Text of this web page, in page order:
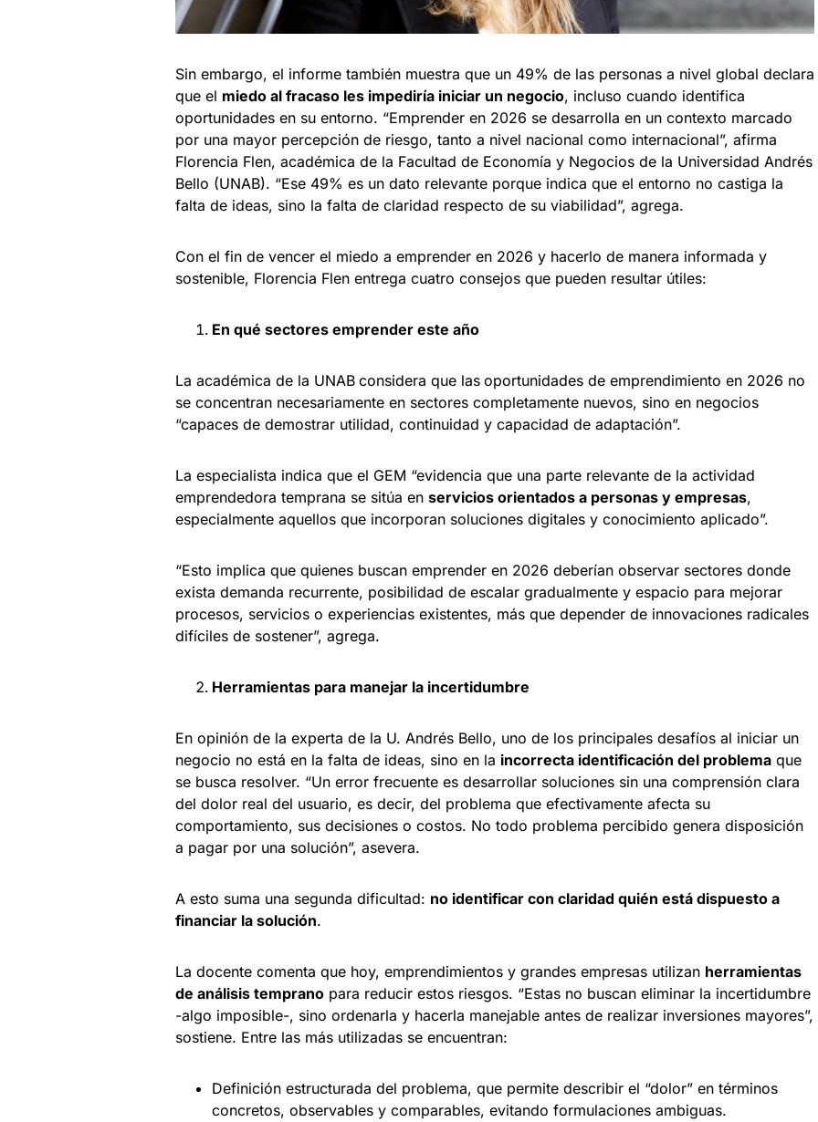
Sin embargo, el informe también muestra que un 49% de las personas a nivel global declara
que el miedo al fracaso les impediría iniciar un negocio, incluso cuando identifica
oportunidades en su entorno. “Emprender en 2026 se desarrolla en un contexto marcado
por una mayor percepción de riesgo, tanto a nivel nacional como internacional”, afirma
Florencia Flen, académica de la Facultad de Economía y Negocios de la Universidad Andrés
Bello (UNAB). “Ese 49% es un dato relevante porque indica que el entorno no castiga la
falta de ideas, sino la falta de claridad respecto de su viabilidad”, agrega.
Con el fin de vencer el miedo a emprender en 2026 y hacerlo de manera informada y
sostenible, Florencia Flen entrega cuatro consejos que pueden resultar útiles:
En qué sectores emprender este año
La académica de la UNAB considera que las oportunidades de emprendimiento en 2026 no
se concentran necesariamente en sectores completamente nuevos, sino en negocios
“capaces de demostrar utilidad, continuidad y capacidad de adaptación”.
La especialista indica que el GEM “evidencia que una parte relevante de la actividad
emprendedora temprana se sitúa en servicios orientados a personas y empresas,
especialmente aquellos que incorporan soluciones digitales y conocimiento aplicado”.
“Esto implica que quienes buscan emprender en 2026 deberían observar sectores donde
exista demanda recurrente, posibilidad de escalar gradualmente y espacio para mejorar
procesos, servicios o experiencias existentes, más que depender de innovaciones radicales
difíciles de sostener”, agrega.
Herramientas para manejar la incertidumbre
En opinión de la experta de la U. Andrés Bello, uno de los principales desafíos al iniciar un
negocio no está en la falta de ideas, sino en la incorrecta identificación del problema que
se busca resolver. “Un error frecuente es desarrollar soluciones sin una comprensión clara
del dolor real del usuario, es decir, del problema que efectivamente afecta su
comportamiento, sus decisiones o costos. No todo problema percibido genera disposición
a pagar por una solución”, asevera.
A esto suma una segunda dificultad: no identificar con claridad quién está dispuesto a
financiar la solución.
La docente comenta que hoy, emprendimientos y grandes empresas utilizan herramientas
de análisis temprano para reducir estos riesgos. “Estas no buscan eliminar la incertidumbre
-algo imposible-, sino ordenarla y hacerla manejable antes de realizar inversiones mayores”,
sostiene. Entre las más utilizadas se encuentran:
Definición estructurada del problema, que permite describir el “dolor” en términos
concretos, observables y comparables, evitando formulaciones ambiguas.